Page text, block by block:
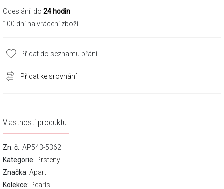
Odeslání: do 24 hodin
100 dní na vrácení zboží
Přidat do seznamu přání
Přidat ke srovnání
Vlastnosti produktu
Zn. č. : AP543-5362
Kategorie: Prsteny
Značka: Apart
Kolekce: Pearls